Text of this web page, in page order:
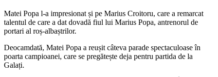
Matei Popa l-a impresionat și pe Marius Croitoru, care a remarcat
talentul de care a dat dovadă fiul lui Marius Popa, antrenorul de
portari al roș-albaștrilor.
Deocamdată, Matei Popa a reușit câteva parade spectaculoase în
poarta campioanei, care se pregătește deja pentru partida de la
Galați.